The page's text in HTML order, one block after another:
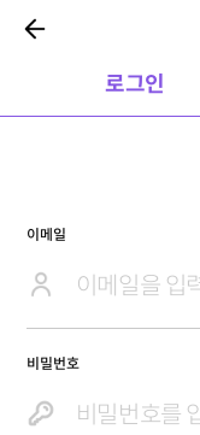
로그인
이메일
비밀번호